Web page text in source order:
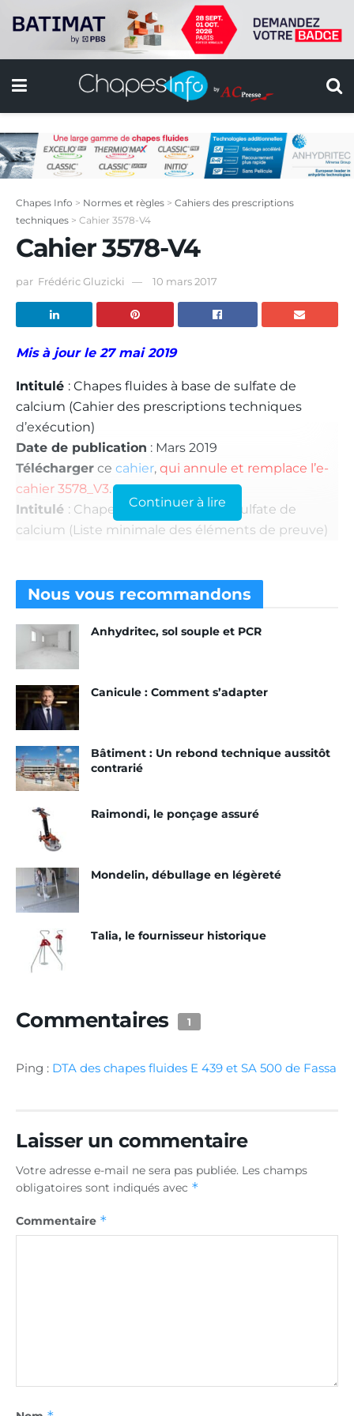
Chapes Info > Normes et règles > Cahiers des prescriptions
techniques > Cahier 3578-V4
Cahier 3578-V4
par Frédéric Gluzicki 10 mars 2017
Mis à jour le 27 mai 2019
Intitulé : Chapes fluides à base de sulfate de
calcium (Cahier des prescriptions techniques
d’exécution)
Date de publication : Mars 2019
Télécharger ce cahier, qui annule et remplace l’e-
cahier 3578_V3.
Intitulé : Chapes fluides à base de sulfate de
calcium (Liste minimale des éléments de preuve)
En savoir plus: CSTB(GS 13 – Procédés pour la
mise en œuvre des revêtements)
Mis à jour le 27 mai 2019
Continuer à lire
Nous vous recommandons
Anhydritec, sol souple et PCR
Canicule : Comment s’adapter
Bâtiment : Un rebond technique aussitôt
contrarié
Raimondi, le ponçage assuré
Mondelin, débullage en légèreté
Talia, le fournisseur historique
Commentaires 1
Ping : DTA des chapes fluides E 439 et SA 500 de Fassa
Laisser un commentaire
Votre adresse e-mail ne sera pas publiée. Les champs
obligatoires sont indiqués avec *
Commentaire *